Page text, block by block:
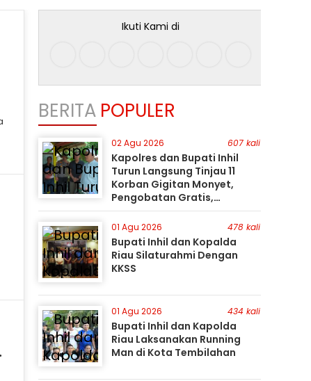
Ikuti Kami di
BERITA POPULER
02 Agu 2026 607 kali
Kapolres dan Bupati Inhil
Turun Langsung Tinjau 11
Korban Gigitan Monyet,
Pengobatan Gratis,
Perburuan Terus Berlanjut
01 Agu 2026 478 kali
Bupati Inhil dan Kopalda
Riau Silaturahmi Dengan
KKSS
01 Agu 2026 434 kali
Bupati Inhil dan Kapolda
Riau Laksanakan Running
Man di Kota Tembilahan